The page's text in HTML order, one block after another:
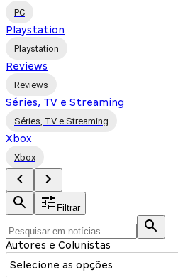
PC
Playstation
Playstation
Reviews
Reviews
Séries, TV e Streaming
Séries, TV e Streaming
Xbox
Xbox
Filtrar
Autores e Colunistas
Selecione as opções